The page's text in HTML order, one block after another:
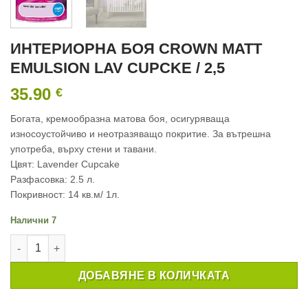
ИНТЕРИОРНА БОЯ CROWN MATT
EMULSION LAV CUPCKE / 2,5
35.90 €
Богата, кремообразна матова боя, осигуряваща
износоустойчиво и неотразяващо покритие. За вътрешна
употреба, върху стени и тавани.
Цвят: Lavender Cupcake
Разфасовка: 2.5 л.
Покривност: 14 кв.м/ 1л.
Налични 7
количество за ИНТЕРИОРНА БОЯ CROWN MATT EMULSION
ДОБАВЯНЕ В КОЛИЧКАТА